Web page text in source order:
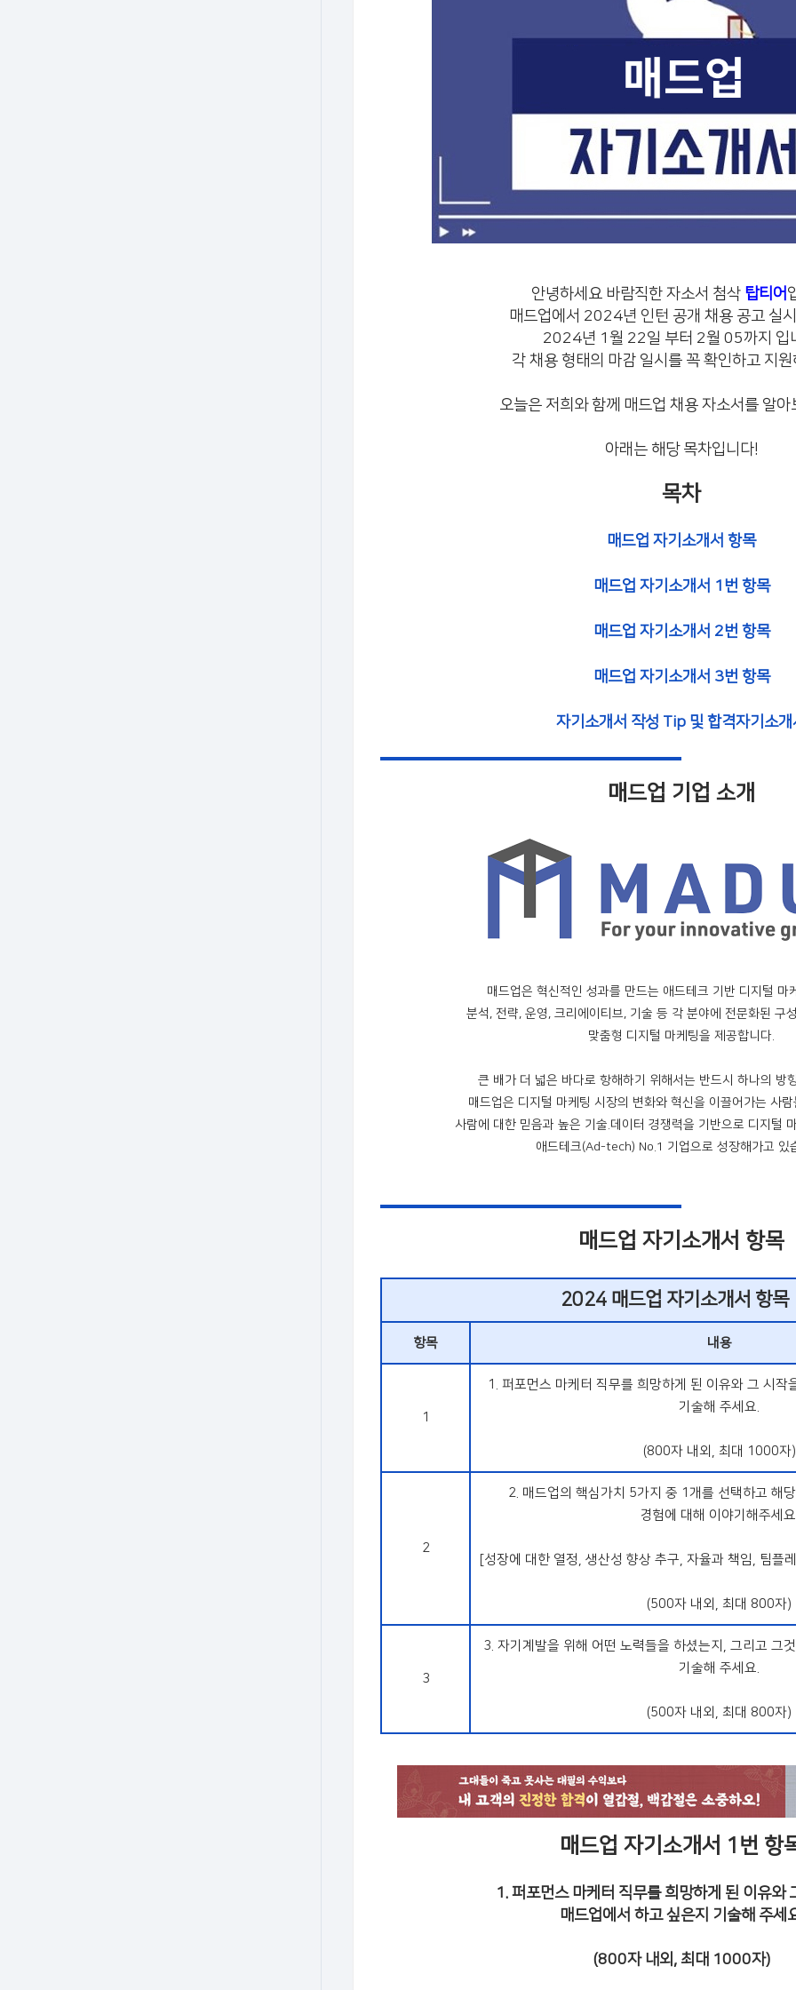
안녕하세요 바람직한 자소서 첨삭 탑티어
매드업에서 2024년 인턴 공개 채용 공고 실
2024년 1월 22일 부터 2월 05까지 입
각 채용 형태의 마감 일시를 꼭 확인하고 지원
오늘은 저희와 함께 매드업 채용 자소서를 알아
아래는 해당 목차입니다!
목차
매드업 자기소개서 항목
매드업 자기소개서 1번 항목
매드업 자기소개서 2번 항목
매드업 자기소개서 3번 항목
자기소개서 작성 Tip 및 합격자기소개
매드업 기업 소개
매드업은 혁신적인 성과를 만드는 애드테크 기반 디지털 마
분석, 전략, 운영, 크리에이티브, 기술 등 각 분야에 전문화된 구
맞춤형 디지털 마케팅을 제공합니다.
큰 배가 더 넓은 바다로 항해하기 위해서는 반드시 하나의 방
매드업은 디지털 마케팅 시장의 변화와 혁신을 이끌어가는 사람
사람에 대한 믿음과 높은 기술.데이터 경쟁력을 기반으로 디지털
애드테크(Ad-tech) No.1 기업으로 성장해가고 있
매드업 자기소개서 항목
2024 매드업 자기소개서 항목
항목 내용
1
1. 퍼포먼스 마케터 직무를 희망하게 된 이유와 그 시작
기술해 주세요.
(800자 내외, 최대 1000자)
2
2. 매드업의 핵심가치 5가지 중 1개를 선택하고 해
경험에 대해 이야기해주세요.
[성장에 대한 열정, 생산성 향상 추구, 자율과 책임, 팀플
(500자 내외, 최대 800자)
3
3. 자기계발을 위해 어떤 노력들을 하셨는지, 그리고 그
기술해 주세요.
(500자 내외, 최대 800자)
매드업 자기소개서 1번 항
1. 퍼포먼스 마케터 직무를 희망하게 된 이유와
매드업에서 하고 싶은지 기술해 주세
(800자 내외, 최대 1000자)